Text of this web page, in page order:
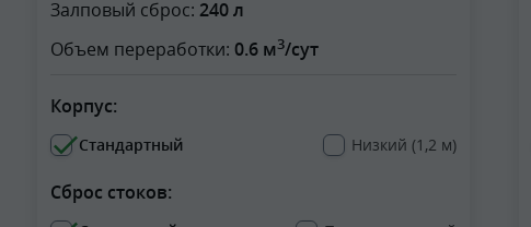
Залповый сброс: 240 л
Объем переработки: 0.6 м3/сут
Корпус:
Стандартный Низкий (1,2 м)
Сброс стоков: